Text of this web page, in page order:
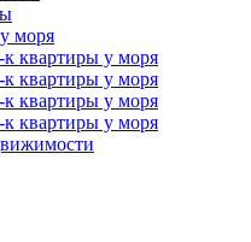
моря
к квартиры у моря
к квартиры у моря
к квартиры у моря
к квартиры у моря